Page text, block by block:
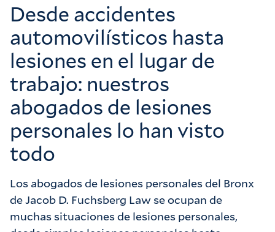
Desde accidentes
automovilísticos hasta
lesiones en el lugar de
trabajo: nuestros
abogados de lesiones
personales lo han visto
todo
Los abogados de lesiones personales del Bronx
de Jacob D. Fuchsberg Law se ocupan de
muchas situaciones de lesiones personales,